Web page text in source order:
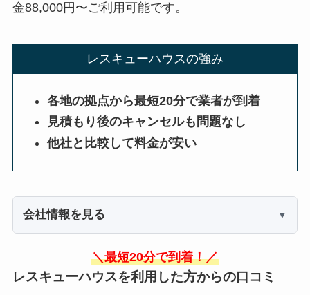
金88,000円〜ご利用可能です。
レスキューハウスの強み
各地の拠点から最短20分で業者が到着
見積もり後のキャンセルも問題なし
他社と比較して料金が安い
会社情報を見る
＼最短20分で到着！／
レスキューハウスを利用した方からの口コミ